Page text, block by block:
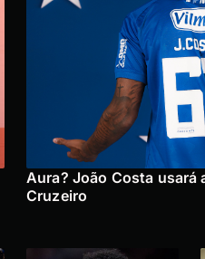
Aura? João Costa usará
Cruzeiro